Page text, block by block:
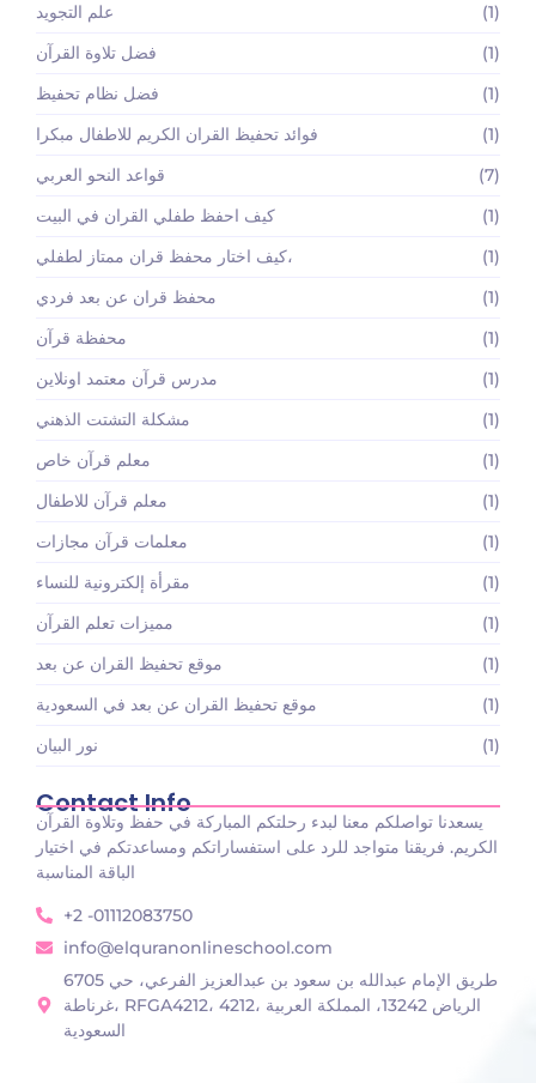
علم التجويد
(1)
فضل تلاوة القرآن
(1)
فضل نظام تحفيظ
(1)
فوائد تحفيظ القران الكريم للاطفال مبكرا
(1)
قواعد النحو العربي
(7)
كيف احفظ طفلي القران في البيت
(1)
كيف اختار محفظ قران ممتاز لطفلي،
(1)
محفظ قران عن بعد فردي
(1)
محفظة قرآن
(1)
مدرس قرآن معتمد اونلاين
(1)
مشكلة التشتت الذهني
(1)
معلم قرآن خاص
(1)
معلم قرآن للاطفال
(1)
معلمات قرآن مجازات
(1)
مقرأة إلكترونية للنساء
(1)
مميزات تعلم القرآن
(1)
موقع تحفيظ القران عن بعد
(1)
موقع تحفيظ القران عن بعد في السعودية
(1)
نور البيان
(1)
Contact Info
يسعدنا تواصلكم معنا لبدء رحلتكم المباركة في حفظ وتلاوة القرآن
الكريم. فريقنا متواجد للرد على استفساراتكم ومساعدتكم في اختيار
الباقة المناسبة
+2 -01112083750
info@elquranonlineschool.com
6705 طريق الإمام عبدالله بن سعود بن عبدالعزيز الفرعي، حي
غرناطة، RFGA4212، 4212، الرياض 13242، المملكة العربية
السعودية